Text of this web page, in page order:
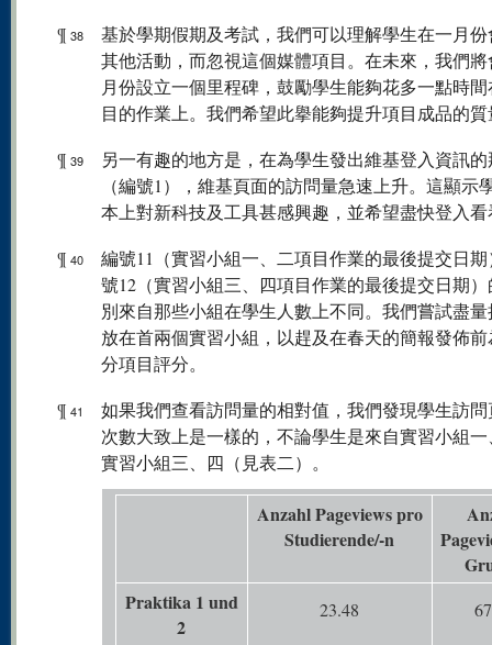
¶ 38
基於學期假期及考試，我們可以理解學生在一月
其他活動，而忽視這個媒體項目。在未來，我們
月份設立一個里程碑，鼓勵學生能夠花多一點時
目的作業上。我們希望此擧能夠提升項目成品的質
¶ 39
另一有趣的地方是，在為學生發出維基登入資訊的
（編號1），維基頁面的訪問量急速上升。這顯示
本上對新科技及工具甚感興趣，並希望盡快登入看
¶ 40
編號11（實習小組一、二項目作業的最後提交日
號12（實習小組三、四項目作業的最後提交日期
別來自那些小組在學生人數上不同。我們嘗試盡
放在首兩個實習小組，以趕及在春天的簡報發佈
分項目評分。
¶ 41
如果我們查看訪問量的相對值，我們發現學生訪
次數大致上是一樣的，不論學生是來自實習小組
實習小組三、四（見表二）。
Anzahl Pageviews pro
Studierende/-n
Praktika 1 und
2
23.48